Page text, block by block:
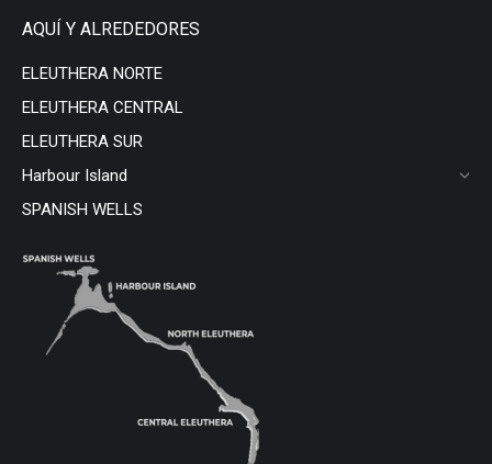
AQUÍ Y ALREDEDORES
ELEUTHERA NORTE
ELEUTHERA CENTRAL
ELEUTHERA SUR
Harbour Island
SPANISH WELLS